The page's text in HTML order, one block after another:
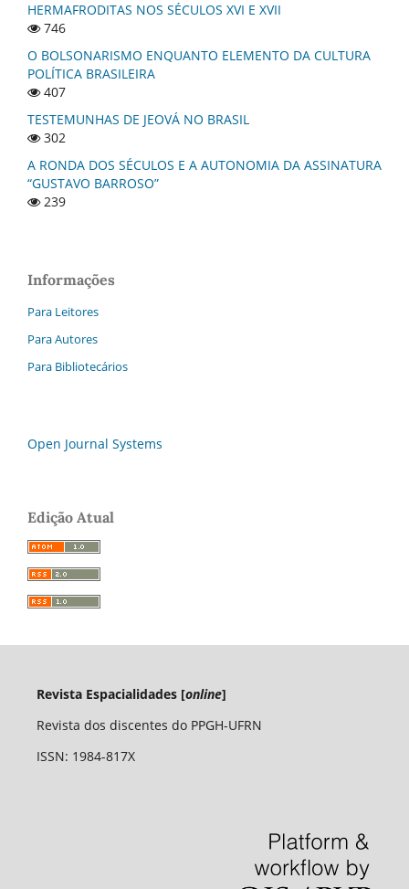
HERMAFRODITAS NOS SÉCULOS XVI E XVII
746
O BOLSONARISMO ENQUANTO ELEMENTO DA CULTURA
POLÍTICA BRASILEIRA
407
TESTEMUNHAS DE JEOVÁ NO BRASIL
302
A RONDA DOS SÉCULOS E A AUTONOMIA DA ASSINATURA
“GUSTAVO BARROSO”
239
Informações
Para Leitores
Para Autores
Para Bibliotecários
Open Journal Systems
Edição Atual
Revista Espacialidades [online]
Revista dos discentes do PPGH-UFRN
ISSN: 1984-817X